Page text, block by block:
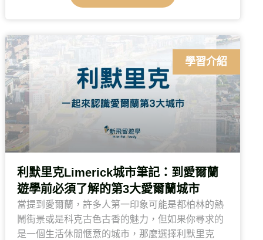
學習介紹
利默里克Limerick城市筆記：到愛爾蘭
遊學前必須了解的第3大愛爾蘭城市
當提到愛爾蘭，許多人第一印象可能是都柏林的熱
鬧街景或是科克古色古香的魅力，但如果你尋求的
是一個生活休閒愜意的城市，那麼選擇利默里克